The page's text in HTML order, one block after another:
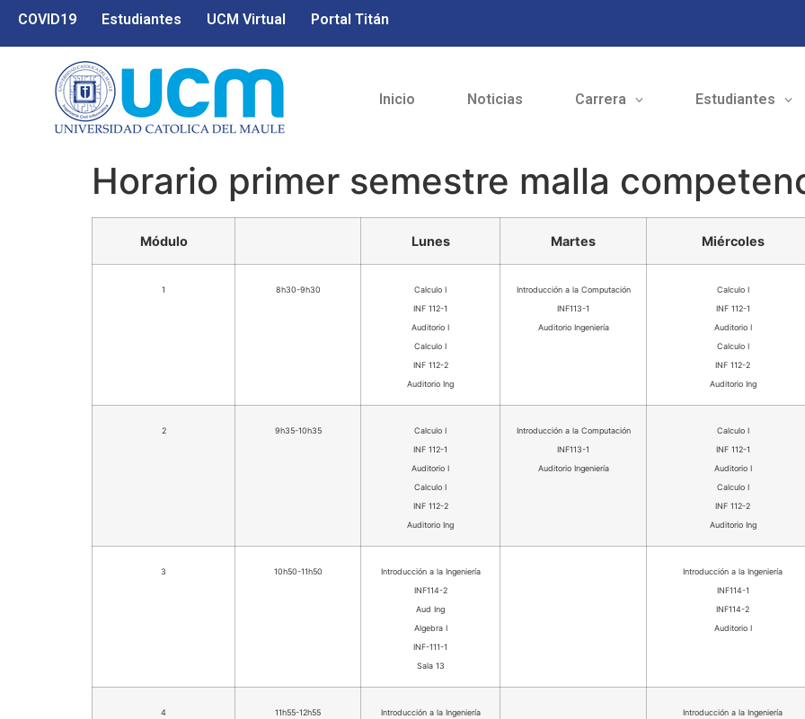
COVID19 Estudiantes UCM Virtual Portal Titán
Inicio Noticias Carrera Estudiantes
Horario primer semestre malla
Módulo Lunes Martes Miércoles
1 8h30-9h30
Calculo I
INF 112-1
Auditorio I
Calculo I
INF 112-2
Auditorio Ing
Introducción a la Computación
INF113-1
Auditorio Ingeniería
Calculo I
INF 112-1
Auditorio I
Calculo I
INF 112-2
Auditorio Ing
2 9h35-10h35
Calculo I
INF 112-1
Auditorio I
Calculo I
INF 112-2
Auditorio Ing
Introducción a la Computación
INF113-1
Auditorio Ingeniería
Calculo I
INF 112-1
Auditorio I
Calculo I
INF 112-2
Auditorio Ing
3 10h50-11h50
Introducción a la Ingeniería
INF114-2
Aud Ing
Algebra I
INF-111-1
Sala 13
Introducción a la Ingeniería
INF114-1
INF114-2
Auditorio I
4 11h55-12h55
Introducción a la Ingeniería
Introducción a la Ingeniería